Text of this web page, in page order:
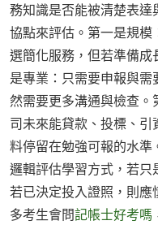
務知識是否能被清楚表
協點來評估。第一是規
選簡化服務，但若準備
是專業：只需要申報與
然需要更多溝通與檢查
司未來能貸款、投標、
料停留在勉強可報的水
邏輯評估學習方式，若只
若已決定投入證照，則
多考生會問記帳士好考嗎